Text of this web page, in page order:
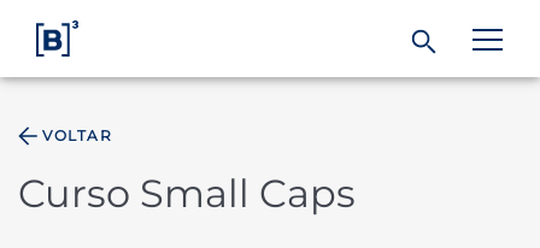
VOLTAR
Curso Small Caps